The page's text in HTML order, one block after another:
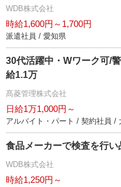
WDB株式会社
時給1,600円～1,700円
派遣社員 / 愛知県
30代活躍中・Wワーク可/
給1.1万
髙菱管理株式会社
日給1万1,000円～
アルバイト・パート / 契約社員 /
食品メーカーで検査を行
WDB株式会社
時給1,250円～